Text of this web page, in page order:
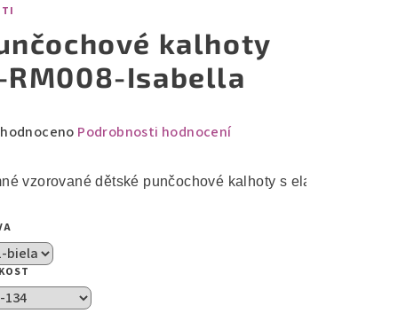
kalhoty
RM008-Isabella
Podrobnosti hodnocení
vzorované dětské punčochové kalhoty s elastanem.